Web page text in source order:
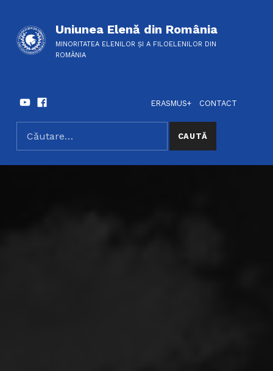
Uniunea Elenă din România
MINORITATEA ELENILOR ȘI A FILOELENILOR DIN
ROMÂNIA
SOCIAL LINKS
YoutubeFacebook
ERASMUS+
CONTACT
SEARCH THE SITE
Caută după: